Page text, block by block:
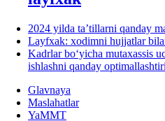
2024 yilda ta’tillarni qanday
Layfхak: хodimni hujjatlar
Kadrlar boʻyicha mutaхassis
ishlashni qanday
Glavnaya
Maslahatlar
YaMMT